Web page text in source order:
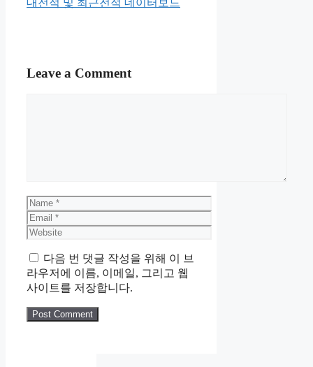
대전적 및 최근전적 데이터보드
Leave a Comment
Name
Email
Website
다음 번 댓글 작성을 위해 이 브
라우저에 이름, 이메일, 그리고 웹
사이트를 저장합니다.